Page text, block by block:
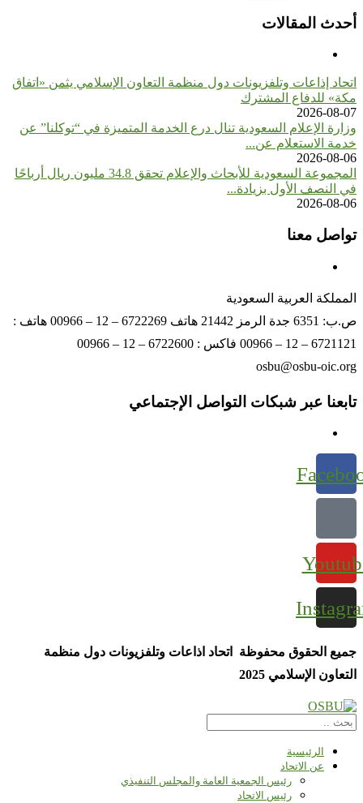
أحدث المقالات
اتحاد إذاعات وتلفزيونات دول منظمة التعاون الإسلامي يثمن «اتفاق
مكة» للدفاع المشترك
2026-08-07
وزارة الإعلام السعودية تنال درع الخدمة المتميزة في “توكلنا” عن
خدمة الاستعلام عن...
2026-08-06
المجموعة السعودية للأبحاث والإعلام تحقق 34.8 مليون ريال أرباحًا
في النصف الأول بزيادة...
2026-08-06
تواصل معنا
المملكة العربية السعودية
ص.ب: 6351 جدة الرمز 21442 هاتف 6722269 – 12 – 00966 هاتف :
6721121 – 12 – 00966 فاكس : 6722600 – 12 – 00966
osbu@osbu-oic.org
تابعنا عبر شبكات التواصل الإجتماعي
جميع الحقوق محفوظة اتحاد اذاعات وتلفزيونات دول منظمة
التعاون الإسلامي 2025
الرئيسية
عن الاتحاد
رئيس الجمعية العامة والمجلس التنفيذي
رئيس الاتحاد